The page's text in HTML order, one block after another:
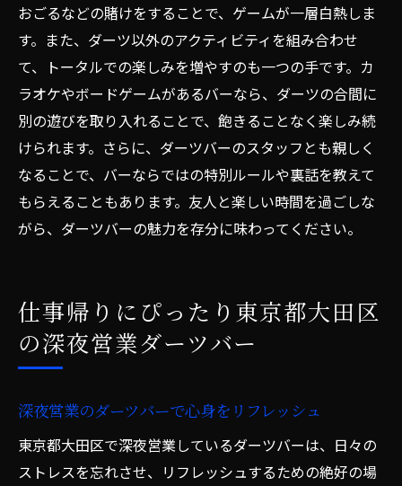
おごるなどの賭けをすることで、ゲームが一層白熱しま
す。また、ダーツ以外のアクティビティを組み合わせ
て、トータルでの楽しみを増やすのも一つの手です。カ
ラオケやボードゲームがあるバーなら、ダーツの合間に
別の遊びを取り入れることで、飽きることなく楽しみ続
けられます。さらに、ダーツバーのスタッフとも親しく
なることで、バーならではの特別ルールや裏話を教えて
もらえることもあります。友人と楽しい時間を過ごしな
がら、ダーツバーの魅力を存分に味わってください。
仕事帰りにぴったり東京都大田区
の深夜営業ダーツバー
深夜営業のダーツバーで心身をリフレッシュ
東京都大田区で深夜営業しているダーツバーは、日々の
ストレスを忘れさせ、リフレッシュするための絶好の場